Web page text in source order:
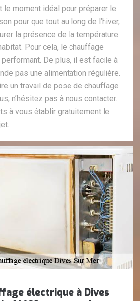
le moment idéal pour préparer le
pour que tout au long de l’hiver,
la présence de la température
Pour cela, le chauffage
De plus, il est facile à
pas une alimentation régulière.
un travail de pose de chauffage
n’hésitez pas à nous contacter.
à vous établir gratuitement le
électrique à Dives